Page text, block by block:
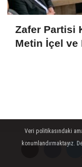
Zafer Partisi
Metin İçel ve
Veri politikasındaki
konumlandırmaktayız.